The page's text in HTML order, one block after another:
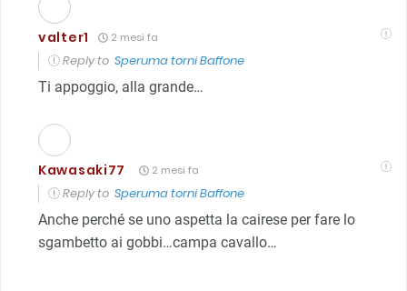
valter1 2 mesi fa
Reply to Speruma torni Baffone
Ti appoggio, alla grande…
Kawasaki77 2 mesi fa
Reply to Speruma torni Baffone
Anche perché se uno aspetta la cairese per fare lo
sgambetto ai gobbi…campa cavallo…